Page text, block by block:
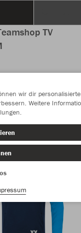
TV
wir dir personalisierte
Weitere